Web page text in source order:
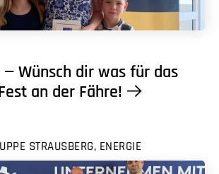
Wünsch dir was für das
an der Fähre!
STRAUSBERG, ENERGIE